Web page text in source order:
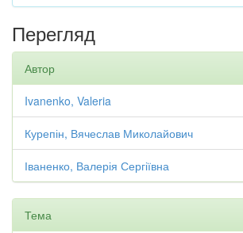
Перегляд
Автор
Ivanenko, Valeria
Курепін, Вячеслав Миколайович
Іваненко, Валерія Сергіївна
Тема